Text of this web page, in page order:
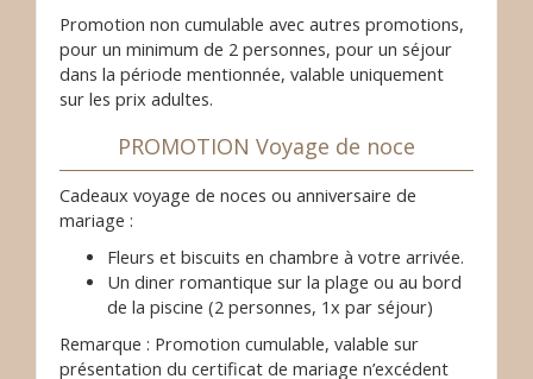
Promotion non cumulable avec autres promotions,
pour un minimum de 2 personnes, pour un séjour
dans la période mentionnée, valable uniquement
sur les prix adultes.
PROMOTION Voyage de noce
Cadeaux voyage de noces ou anniversaire de
mariage :
Fleurs et biscuits en chambre à votre arrivée.
Un diner romantique sur la plage ou au bord
de la piscine (2 personnes, 1x par séjour)
Remarque : Promotion cumulable, valable sur
présentation du certificat de mariage n’excédent